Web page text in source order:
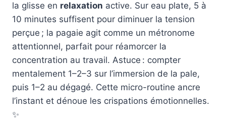
la glisse en relaxation active. Sur eau plate, 5 à
10 minutes suffisent pour diminuer la tension
perçue ; la pagaie agit comme un métronome
attentionnel, parfait pour réamorcer la
concentration au travail. Astuce : compter
mentalement 1–2–3 sur l’immersion de la pale,
puis 1–2 au dégagé. Cette micro-routine ancre
l’instant et dénoue les crispations émotionnelles.
✨